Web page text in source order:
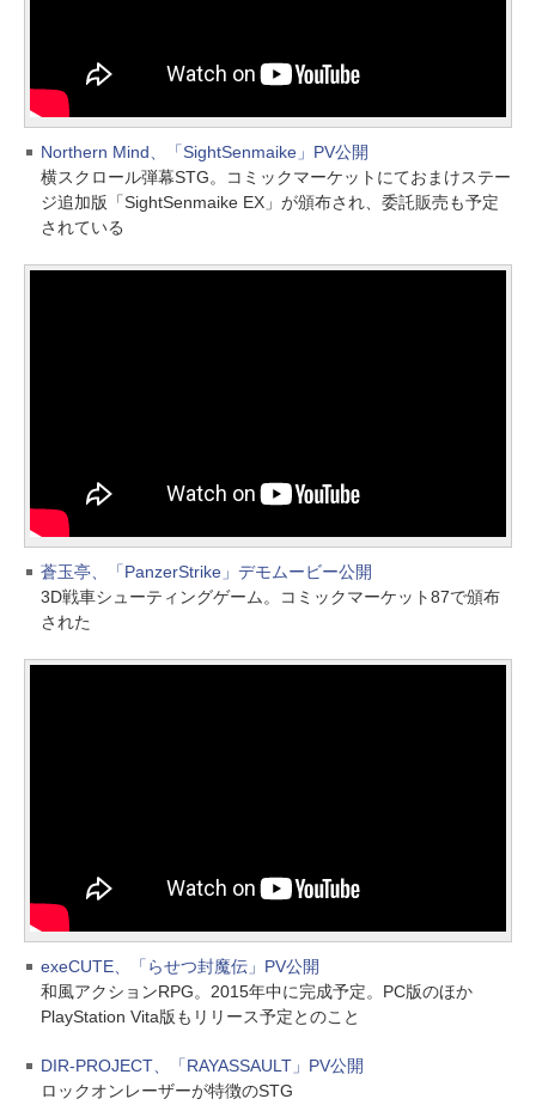
Northern Mind、「SightSenmaike」PV公開
横スクロール弾幕STG。コミックマーケットにておまけステー
ジ追加版「SightSenmaike EX」が頒布され、委託販売も予定
されている
蒼玉亭、「PanzerStrike」デモムービー公開
3D戦車シューティングゲーム。コミックマーケット87で頒布
された
exeCUTE、「らせつ封魔伝」PV公開
和風アクションRPG。2015年中に完成予定。PC版のほか
PlayStation Vita版もリリース予定とのこと
DIR-PROJECT、「RAYASSAULT」PV公開
ロックオンレーザーが特徴のSTG